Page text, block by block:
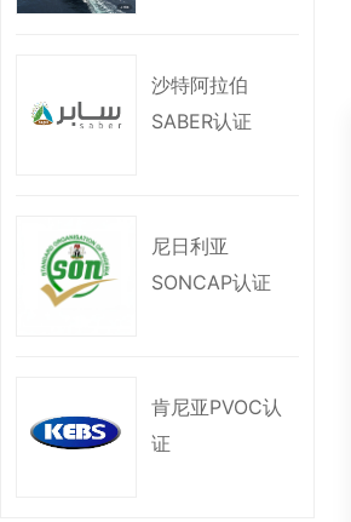
沙特阿拉伯
SABER认证
尼日利亚
SONCAP认证
肯尼亚PVOC认
证